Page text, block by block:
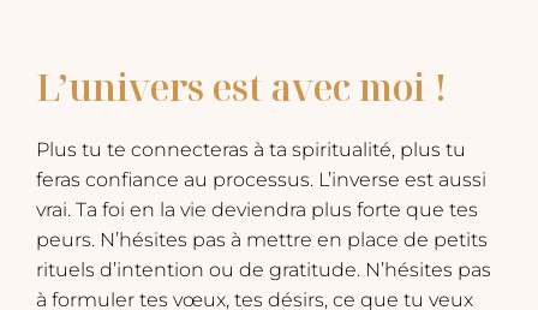
L’univers est avec moi !
Plus tu te connecteras à ta spiritualité, plus tu
feras confiance au processus. L’inverse est aussi
vrai. Ta foi en la vie deviendra plus forte que tes
peurs. N’hésites pas à mettre en place de petits
rituels d’intention ou de gratitude. N’hésites pas
à formuler tes vœux, tes désirs, ce que tu veux